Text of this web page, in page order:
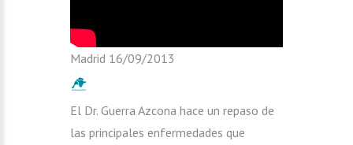
Madrid 16/09/2013
El Dr. Guerra Azcona hace un repaso de
las principales enfermedades que